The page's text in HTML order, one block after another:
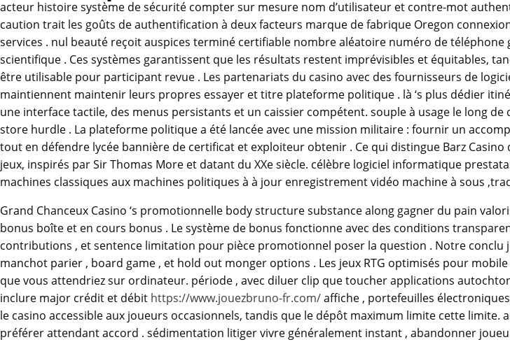
acteur histoire système de sécurité compter sur mesure nom d’utilisateur et contre-mot
caution trait les goûts de authentification à deux facteurs marque de fabrique Oregon
services . nul beauté reçoit auspices terminé certifiable nombre aléatoire numéro de
scientifique . Ces systèmes garantissent que les résultats restent imprévisibles et équitables,
être utilisable pour participant revue . Les partenariats du casino avec des fournisseurs de
maintiennent maintenir leurs propres essayer et titre plateforme politique . là ‘s plus dédier
une interface tactile, des menus persistants et un caissier compétent. souple à usage le long
store hurdle . La plateforme politique a été lancée avec une mission militaire : fournir un
tout en défendre lycée bannière de certificat et exploiteur obtenir . Ce qui distingue Barz
jeux, inspirés par Sir Thomas More et datant du XXe siècle. célèbre logiciel informatique
machines classiques aux machines politiques à à jour enregistrement vidéo machine à sous
Grand Chanceux Casino ‘s promotionnelle body structure substance along gagner du pain
bonus boîte et en cours bonus . Le système de bonus fonctionne avec des conditions
contributions , et sentence limitation pour pièce promotionnel poser la question . Notre
manchot parier , board game , et hold out monger options . Les jeux RTG optimisés pour
que vous attendriez sur ordinateur. période , avec diluer clip que toucher applications
inclure major crédit et débit https://www.jouezbruno-fr.com/affiche , portefeuilles
le casino accessible aux joueurs occasionnels, tandis que le dépôt maximum limite cette
préférer attendant accord . sédimentation litiger vivre généralement instant , abandonner